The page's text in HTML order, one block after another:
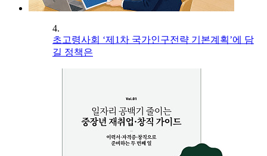
4.
초고령사회 ‘제1차 국가인구전략 기본계획’에 담
길 정책은